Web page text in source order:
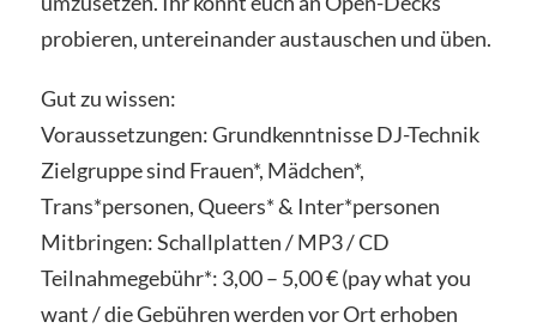
probieren, untereinander austauschen und üben.
Gut zu wissen:
Voraussetzungen: Grundkenntnisse DJ-Technik
Zielgruppe sind Frauen*, Mädchen*,
Trans*personen, Queers* & Inter*personen
Mitbringen: Schallplatten / MP3 / CD
Teilnahmegebühr*: 3,00 – 5,00 € (pay what you
want / die Gebühren werden vor Ort erhoben